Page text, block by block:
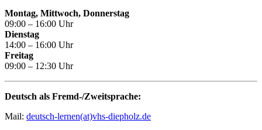
Montag, Mittwoch, Donnerstag
09:00 – 16:00 Uhr
Dienstag
14:00 – 16:00 Uhr
Freitag
09:00 – 12:30 Uhr
Deutsch als Fremd-/Zweitsprache:
Mail: deutsch-lernen(at)vhs-diepholz.de